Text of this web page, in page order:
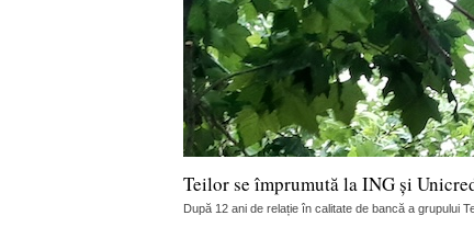
Teilor se împrumută la ING și
După 12 ani de relație în calitate de bancă a grupului